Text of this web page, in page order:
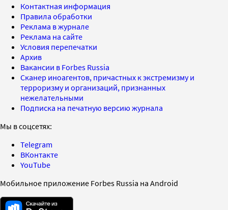
Контактная информация
Правила обработки
Реклама в журнале
Реклама на сайте
Условия перепечатки
Архив
Вакансии в Forbes Russia
Сканер иноагентов, причастных к экстремизму и
терроризму и организаций, признанных
нежелательными
Подписка на печатную версию журнала
Мы в соцсетях:
Telegram
ВКонтакте
YouTube
Мобильное приложение Forbes Russia на Android